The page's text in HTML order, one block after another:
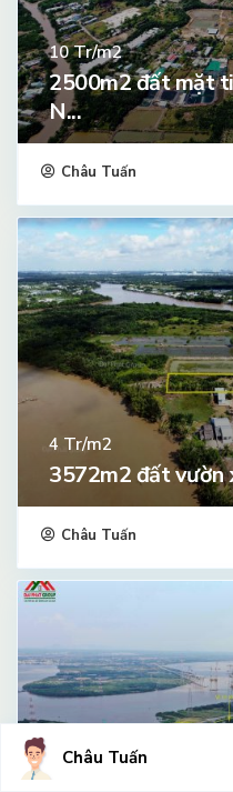
10Tr/m2
2500m2 đất mặt
N...
Châu Tuấn
4 Tr/m2
3572m2 đất vườn
Châu Tuấn
Châu Tuấn